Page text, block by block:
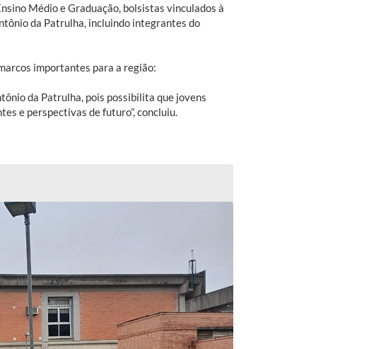
Médio e Graduação, bolsistas vinculados à
da Patrulha, incluindo integrantes do
importantes para a região:
da Patrulha, pois possibilita que jovens
e perspectivas de futuro”, concluiu.